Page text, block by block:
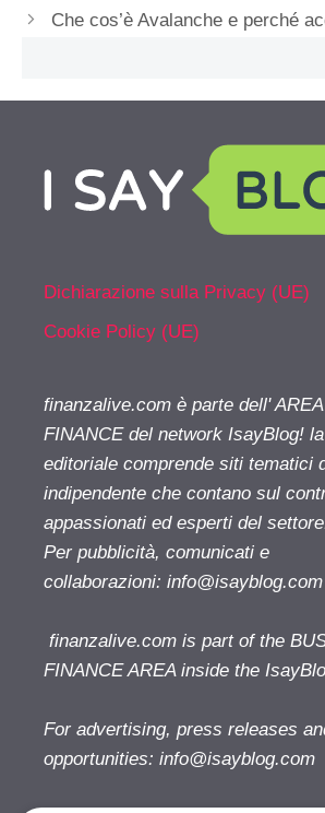
Che cos’è Avalanche e perché
Dichiarazione sulla Privacy (UE)
Cookie Policy (UE)
finanzalive.com è parte dell'
FINANCE del network IsayBlog!
editoriale comprende siti tematici
indipendente che contano sul
appassionati ed esperti del
Per pubblicità, comunicati e
collaborazioni: info@isayblog.com
finanzalive.com is part of the
FINANCE AREA inside the
For advertising, press releases
opportunities: info@isayblog.com